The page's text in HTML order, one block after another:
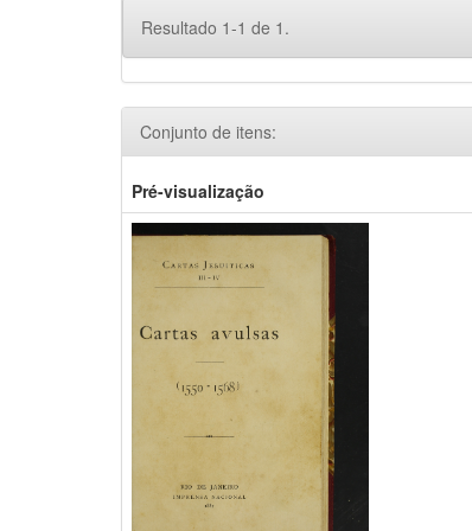
Resultado 1-1 de 1.
Conjunto de itens:
Pré-visualização